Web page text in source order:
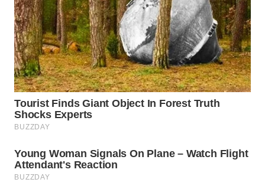
LESUNG
WN
KARO
WN
SIMALUNGUN
WN
WN
TAPANULI